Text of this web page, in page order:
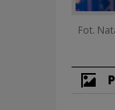
Fot.